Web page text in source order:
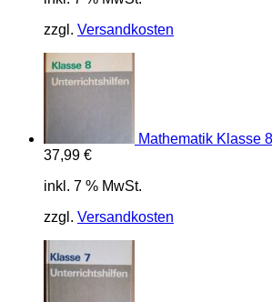
zzgl. Versandkosten
Mathematik Klasse
37,99 €
inkl. 7 % MwSt.
zzgl. Versandkosten